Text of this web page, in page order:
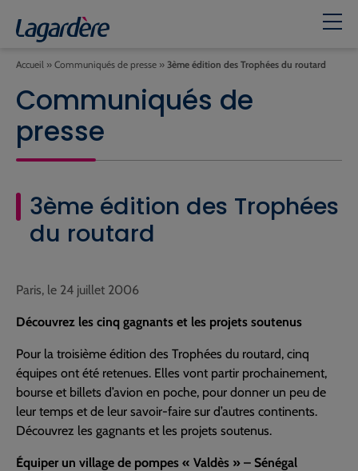
Accueil » Communiqués de presse » 3ème édition des Trophées du routard
Communiqués de
presse
3ème édition des Trophées
du routard
Paris, le 24 juillet 2006
Découvrez les cinq gagnants et les projets soutenus
Pour la troisième édition des Trophées du routard, cinq
équipes ont été retenues. Elles vont partir prochainement,
bourse et billets d’avion en poche, pour donner un peu de
leur temps et de leur savoir-faire sur d’autres continents.
Découvrez les gagnants et les projets soutenus.
Équiper un village de pompes « Valdès » – Sénégal